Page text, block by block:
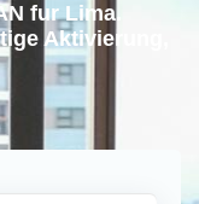
fur Lima.
Aktivierung,